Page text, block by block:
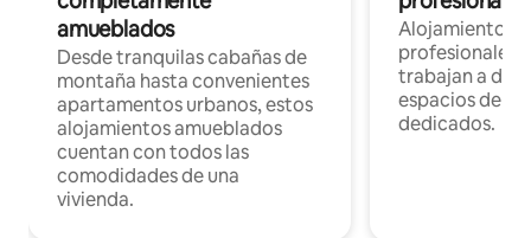
amueblados
Desde tranquilas cabañas de
montaña hasta convenientes
apartamentos urbanos, estos
alojamientos amueblados
cuentan con todos las
comodidades de una
vivienda.
Alojamientos
profesionales
trabajan a
espacios de
dedicados.